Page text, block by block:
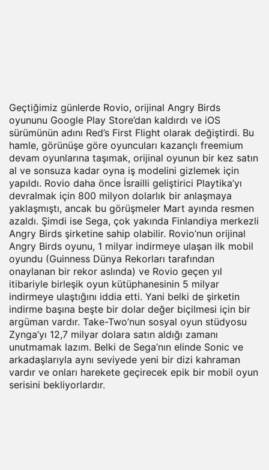
Geçtiğimiz günlerde Rovio, orijinal Angry Birds
oyununu Google Play Store’dan kaldırdı ve iOS
sürümünün adını Red’s First Flight olarak değiştirdi. Bu
hamle, görünüşe göre oyuncuları kazançlı freemium
devam oyunlarına taşımak, orijinal oyunun bir kez satın
al ve sonsuza kadar oyna iş modelini gizlemek için
yapıldı. Rovio daha önce İsrailli geliştirici Playtika’yı
devralmak için 800 milyon dolarlık bir anlaşmaya
yaklaşmıştı, ancak bu görüşmeler Mart ayında resmen
azaldı. Şimdi ise Sega, çok yakında Finlandiya merkezli
Angry Birds şirketine sahip olabilir. Rovio’nun orijinal
Angry Birds oyunu, 1 milyar indirmeye ulaşan ilk mobil
oyundu (Guinness Dünya Rekorları tarafından
onaylanan bir rekor aslında) ve Rovio geçen yıl
itibariyle birleşik oyun kütüphanesinin 5 milyar
indirmeye ulaştığını iddia etti. Yani belki de şirketin
indirme başına beşte bir dolar değer biçilmesi için bir
argüman vardır. Take-Two’nun sosyal oyun stüdyosu
Zynga’yı 12,7 milyar dolara satın aldığı zamanı
unutmamak lazım. Belki de Sega’nın elinde Sonic ve
arkadaşlarıyla aynı seviyede yeni bir dizi kahraman
vardır ve onları harekete geçirecek epik bir mobil oyun
serisini bekliyorlardır.